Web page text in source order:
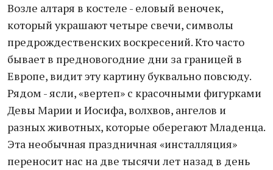
Возле алтаря в костеле - еловый веночек,
который украшают четыре свечи, символы
предрождественских воскресений. Кто часто
бывает в предновогодние дни за границей в
Европе, видит эту картину буквально повсюду.
Рядом - ясли, «вертеп» с красочными фигурками
Девы Марии и Иосифа, волхвов, ангелов и
разных животных, которые оберегают Младенца.
Эта необычная праздничная «инсталляция»
переносит нас на две тысячи лет назад в день